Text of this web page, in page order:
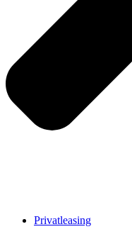
Privatleasing